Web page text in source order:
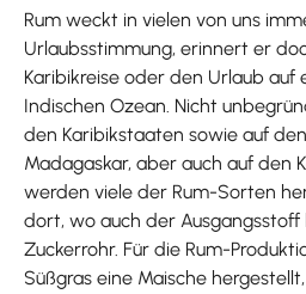
Rum weckt in vielen von uns
Urlaubsstimmung, erinnert er
Karibikreise oder den Urlaub auf
Indischen Ozean. Nicht
den Karibikstaaten sowie auf
Madagaskar, aber auch auf den
werden viele der Rum-Sorten
dort, wo auch der
Zuckerrohr. Für die Rum-
Süßgras eine Maische